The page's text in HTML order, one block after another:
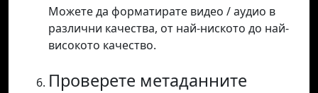
Можете да форматирате видео / аудио в
различни качества, от най-ниското до най-
високото качество.
Проверете метаданните